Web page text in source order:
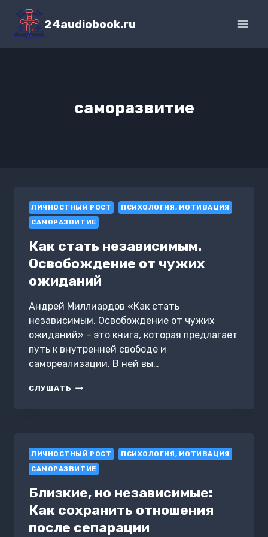
Перейти
содержимому
24audiobook.ru
саморазвитие
ЛИЧНОСТНЫЙ РОСТ
ПСИХОЛОГИЯ, МОТИВАЦИЯ
САМОРАЗВИТИЕ
Как стать независимым.
Освобождение от чужих
ожиданий
Андрей Миллиардов «Как стать
независимым. Освобождение от чужих
ожиданий» – это книга, которая предлагает
путь к внутренней свободе и
самореализации. В ней вы…
СЛУШАТЬ КАК
ОЖИДАНИЙ
ЛИЧНОСТНЫЙ РОСТ
ПСИХОЛОГИЯ, МОТИВАЦИЯ
САМОРАЗВИТИЕ
Близкие, но независимые:
Как сохранить отношения
после сепарации